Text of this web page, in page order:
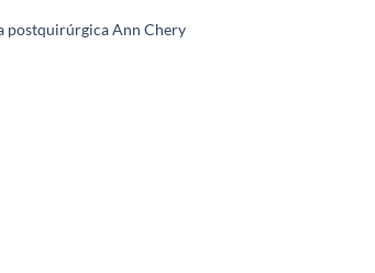
postquirúrgica Ann Chery